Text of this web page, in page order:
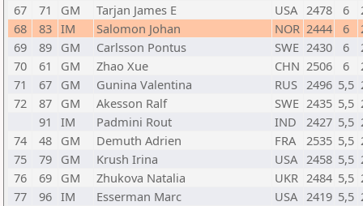
67
71 GM Tarjan James E USA 2478 6
68
83 IM Salomon Johan NOR 2444 6
69
89 GM Carlsson Pontus SWE 2430 6
70
61 GM Zhao Xue CHN 2506 6
71
67 GM Gunina Valentina RUS 2496 5,5
72
87 GM Akesson Ralf SWE 2435 5,5
91
IM Padmini Rout IND 2427 5,5
74
48 GM Demuth Adrien FRA 2535 5,5
75
79 GM Krush Irina USA 2458 5,5
76
69 GM Zhukova Natalia UKR 2484 5,5
77
96 IM Esserman Marc USA 2419 5,5